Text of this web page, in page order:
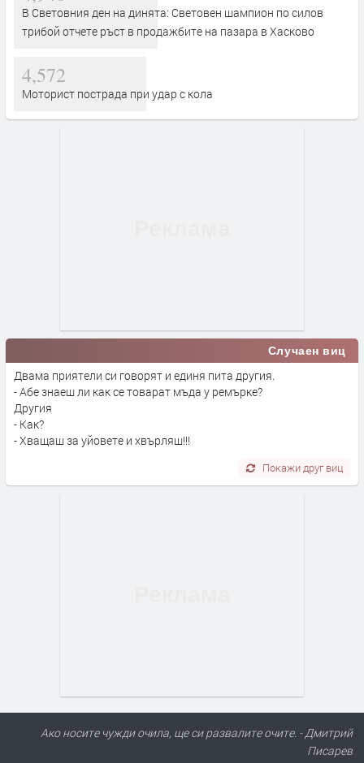
В Световния ден на динята: Световен шампион по силов
трибой отчете ръст в продажбите на пазара в Хасково
4,572
Моторист пострада при удар с кола
Случаен виц
Двама приятели си говорят и единя пита другия.
- Абе знаеш ли как се товарат мъда у ремърке?
Другия
- Как?
- Хващаш за уйовете и хвърляш!!!
Покажи друг виц
Ако носите чужди очила, ще си развалите очите. - Дмитрий
Писарев